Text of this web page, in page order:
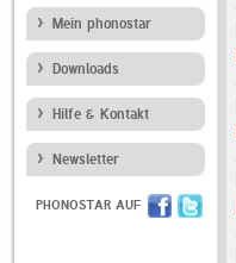
Mein phonostar
Downloads
Hilfe & Kontakt
Newsletter
PHONOSTAR AUF